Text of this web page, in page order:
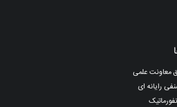
معاونت علمی
رایانه ای